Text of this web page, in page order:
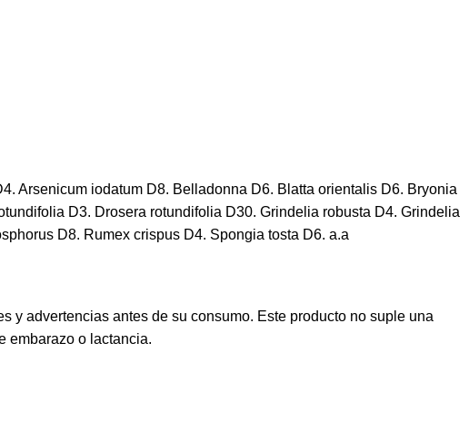
Arsenicum iodatum D8. Belladonna D6. Blatta orientalis D6. Bryonia
D3. Drosera rotundifolia D30. Grindelia robusta D4. Grindelia
D8. Rumex crispus D4. Spongia tosta D6. a.a
y advertencias antes de su consumo. Este producto no suple una
embarazo o lactancia.